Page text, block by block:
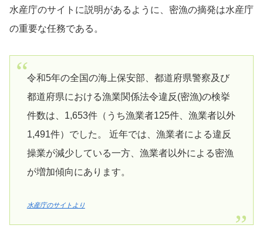
水産庁のサイトに説明があるように、密漁の摘発は水産庁
の重要な任務である。
令和5年の全国の海上保安部、都道府県警察及び
都道府県における漁業関係法令違反(密漁)の検挙
件数は、1,653件（うち漁業者125件、漁業者以外
1,491件）でした。 近年では、漁業者による違反
操業が減少している一方、漁業者以外による密漁
が増加傾向にあります。
水産庁のサイトより